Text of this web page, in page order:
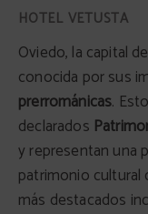
Oviedo, la capital
conocida por sus
prerrománicas.
declarados
y representan una
patrimonio cultural
más destacados